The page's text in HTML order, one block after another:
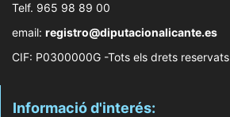
Telf. 965 98 89 00
email: registro@diputacionalicante.es
CIF: P0300000G -Tots els drets reservats
Informació d'interés: